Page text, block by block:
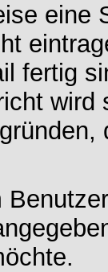
eine
fertig